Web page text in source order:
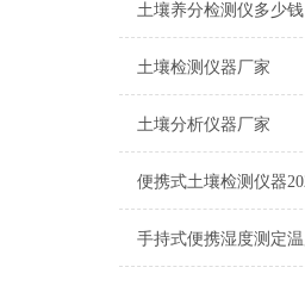
土壤养分检测仪多少钱
土壤检测仪器厂家
土壤分析仪器厂家